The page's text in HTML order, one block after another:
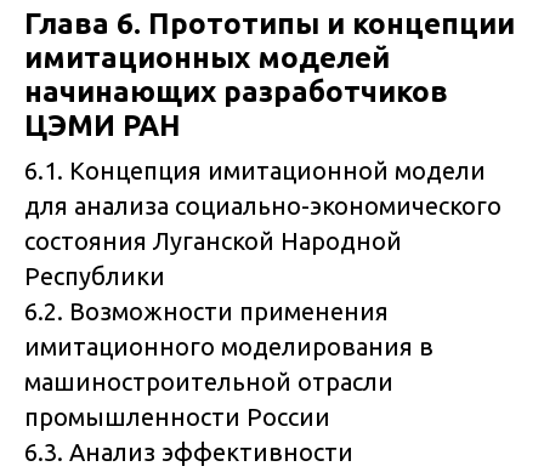
Глава 6. Прототипы и концепции
имитационных моделей
начинающих разработчиков
ЦЭМИ РАН
6.1. Концепция имитационной модели
для анализа социально-экономического
состояния Луганской Народной
Республики
6.2. Возможности применения
имитационного моделирования в
машиностроительной отрасли
промышленности России
6.3. Анализ эффективности